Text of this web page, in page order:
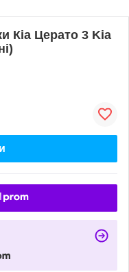
Кіа Церато 3 Kia